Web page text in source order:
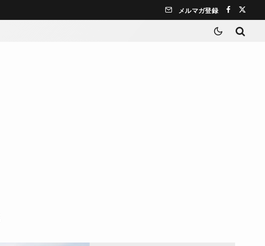
メルマガ登録